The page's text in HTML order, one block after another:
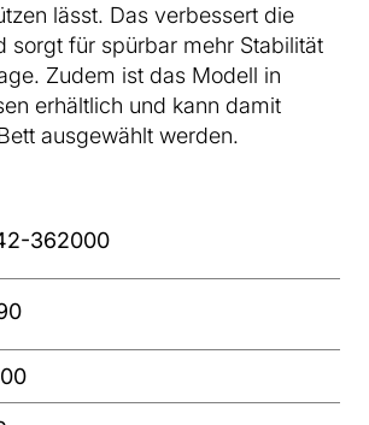
lässt. Das verbessert die
sorgt für spürbar mehr Stabilität
Zudem ist das Modell in
erhältlich und kann damit
ausgewählt werden.
362000